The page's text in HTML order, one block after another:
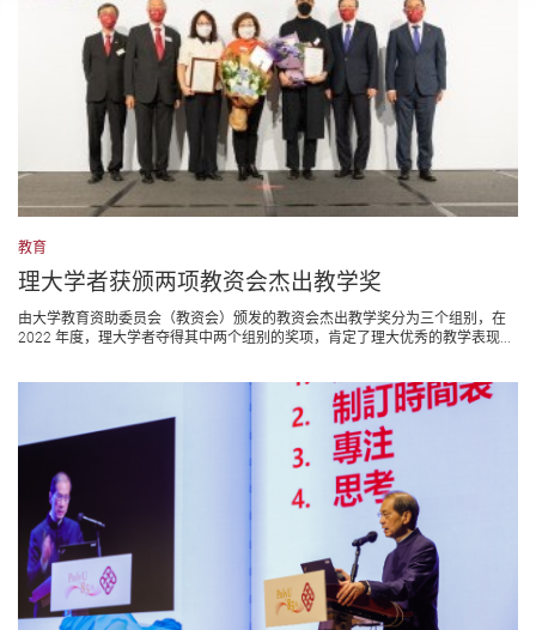
教育
理大学者获颁两项教资会杰出教学奖
由大学教育资助委员会（教资会）颁发的教资会杰出教学奖分为三个组别，在
2022 年度，理大学者夺得其中两个组别的奖项，肯定了理大优秀的教学表现...